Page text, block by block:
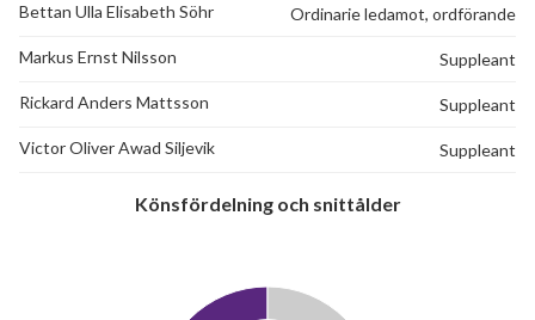
Bettan Ulla Elisabeth Söhr Ordinarie ledamot, ordförande
Markus Ernst Nilsson Suppleant
Rickard Anders Mattsson Suppleant
Victor Oliver Awad Siljevik Suppleant
Könsfördelning och snittålder